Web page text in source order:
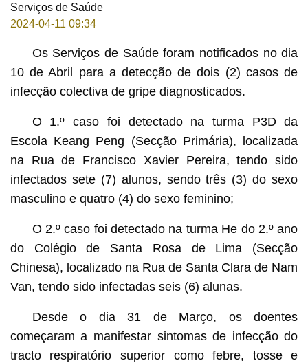
Serviços de Saúde
2024-04-11 09:34
Os Serviços de Saúde foram notificados no dia
10 de Abril para a detecção de dois (2) casos de
infecção colectiva de gripe diagnosticados.
O 1.º caso foi detectado na turma P3D da
Escola Keang Peng (Secção Primária), localizada
na Rua de Francisco Xavier Pereira, tendo sido
infectados sete (7) alunos, sendo três (3) do sexo
masculino e quatro (4) do sexo feminino;
O 2.º caso foi detectado na turma He do 2.º ano
do Colégio de Santa Rosa de Lima (Secção
Chinesa), localizado na Rua de Santa Clara de Nam
Van, tendo sido infectadas seis (6) alunas.
Desde o dia 31 de Março, os doentes
começaram a manifestar sintomas de infecção do
tracto respiratório superior como febre, tosse e